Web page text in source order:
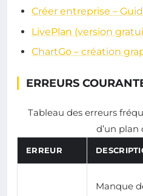
Créer entreprise –
LivePlan (version
ChartGo – création
ERREURS
Tableau des erreurs
d’un plan
ERREUR
Manque